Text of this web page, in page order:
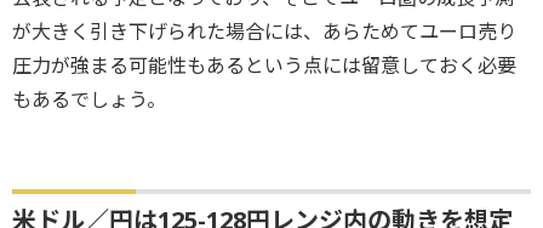
が大きく引き下げられた場合には、あらためてユーロ売り
圧力が強まる可能性もあるという点には留意しておく必要
もあるでしょう。
米ドル／円は125-128円レンジ内の動きを想定